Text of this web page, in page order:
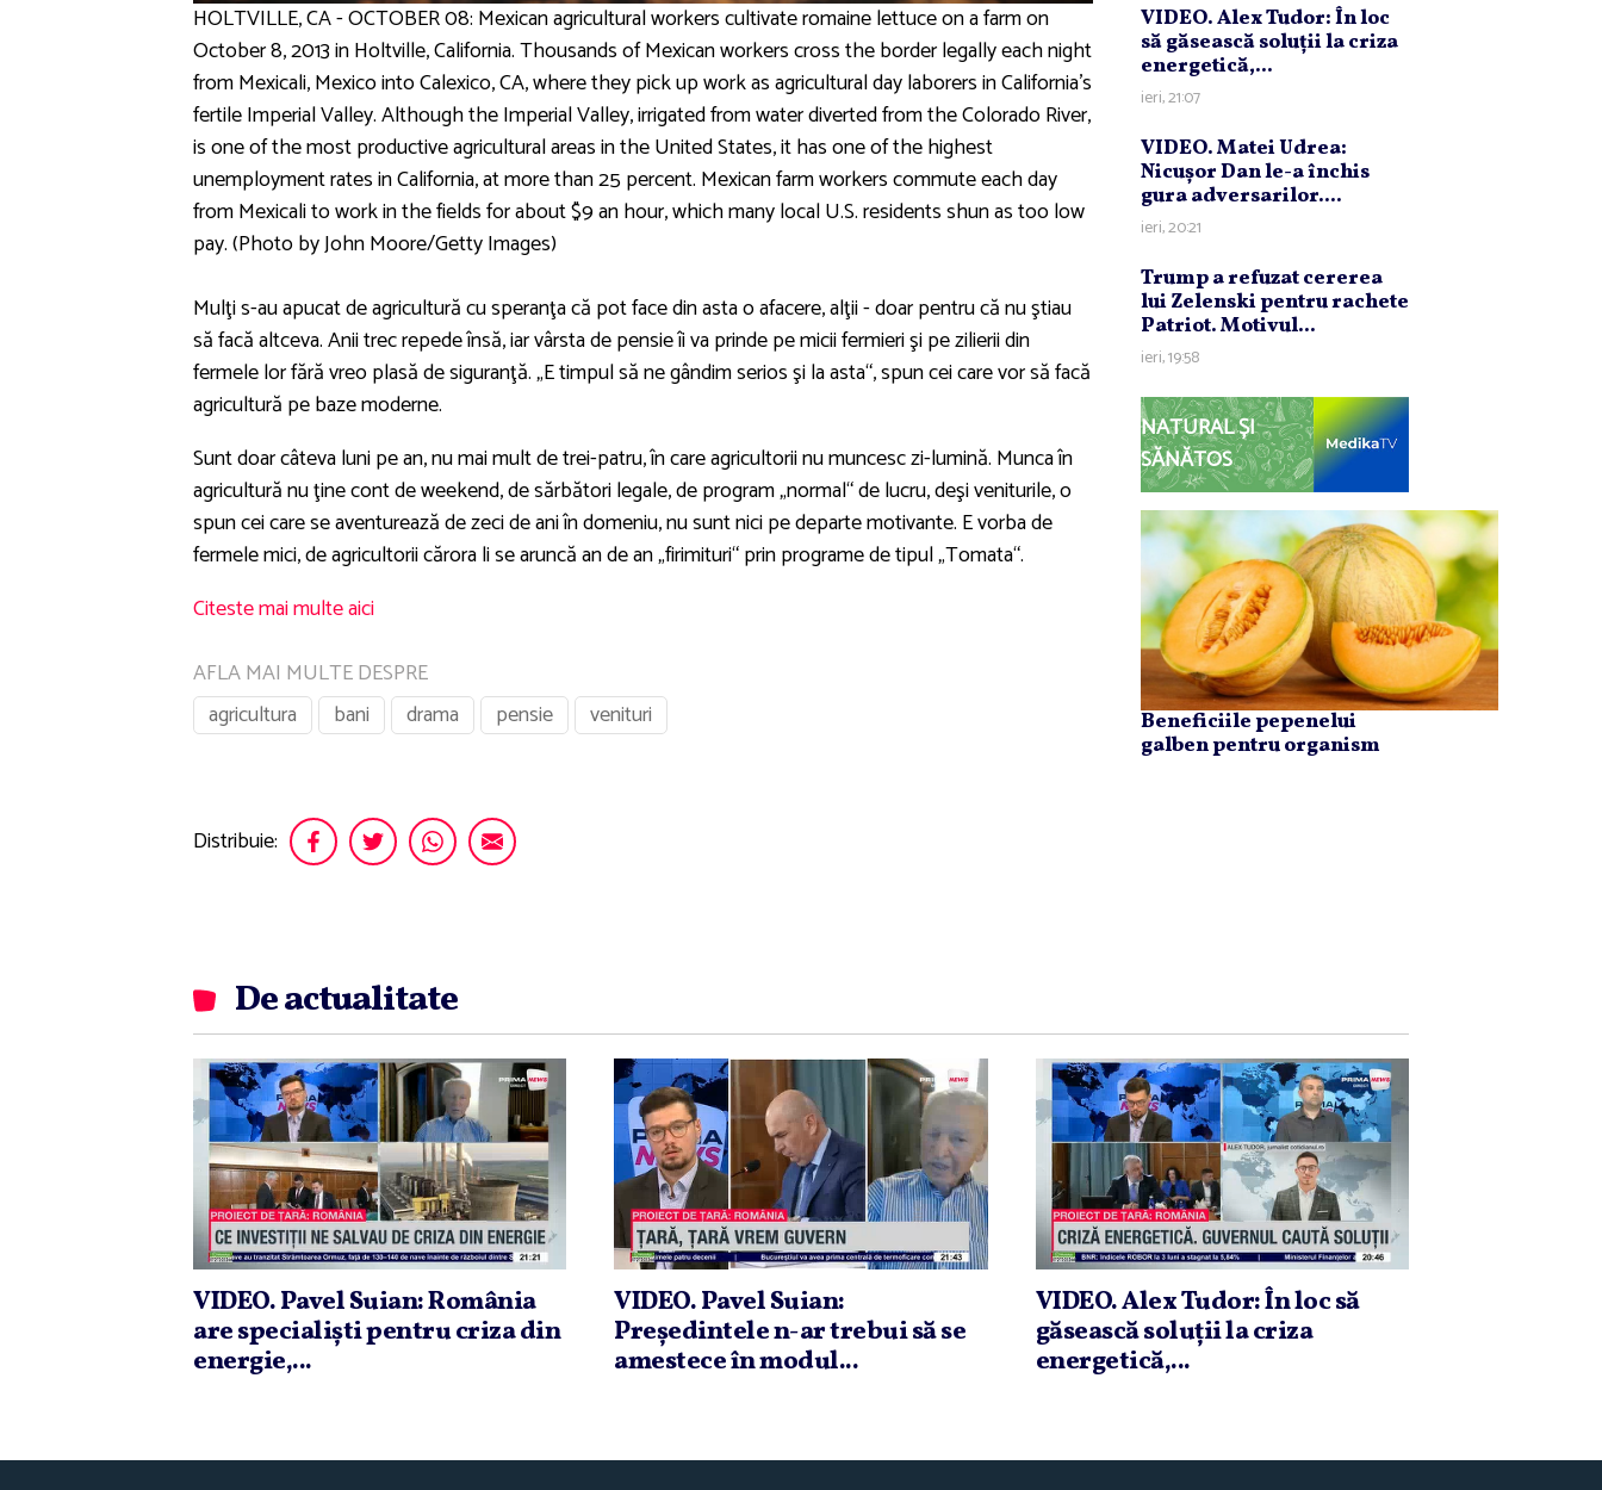
HOLTVILLE, CA - OCTOBER 08: Mexican agricultural workers cultivate romaine lettuce on a farm on
October 8, 2013 in Holtville, California. Thousands of Mexican workers cross the border legally each night
from Mexicali, Mexico into Calexico, CA, where they pick up work as agricultural day laborers in California's
fertile Imperial Valley. Although the Imperial Valley, irrigated from water diverted from the Colorado River,
is one of the most productive agricultural areas in the United States, it has one of the highest
unemployment rates in California, at more than 25 percent. Mexican farm workers commute each day
from Mexicali to work in the fields for about $9 an hour, which many local U.S. residents shun as too low
pay. (Photo by John Moore/Getty Images)
Mulţi s-au apucat de agricultură cu speranţa că pot face din asta o afacere, alţii - doar pentru că nu ştiau
să facă altceva. Anii trec repede însă, iar vârsta de pensie îi va prinde pe micii fermieri şi pe zilierii din
fermele lor fără vreo plasă de siguranţă. „E timpul să ne gândim serios şi la asta“, spun cei care vor să facă
agricultură pe baze moderne.
Sunt doar câteva luni pe an, nu mai mult de trei-patru, în care agricultorii nu muncesc zi-lumină. Munca în
agricultură nu ţine cont de weekend, de sărbători legale, de program „normal“ de lucru, deşi veniturile, o
spun cei care se aventurează de zeci de ani în domeniu, nu sunt nici pe departe motivante. E vorba de
fermele mici, de agricultorii cărora li se aruncă an de an „firimituri“ prin programe de tipul „Tomata“.
Citeste mai multe aici
AFLA MAI MULTE DESPRE
agricultura
bani drama pensie venituri
Distribuie:
VIDEO. Alex Tudor: În loc
să găsească soluţii la criza
energetică,...
ieri, 21:07
VIDEO. Matei Udrea:
Nicuşor Dan le-a închis
gura adversarilor....
ieri, 20:21
Trump a refuzat cererea
lui Zelenski pentru rachete
Patriot. Motivul...
ieri, 19:58
NATURAL ȘI
SĂNĂTOS
Beneficiile pepenelui
galben pentru organism
De actualitate
VIDEO. Pavel Suian: România
are specialişti pentru criza din
energie,...
VIDEO. Pavel Suian:
Preşedintele n-ar trebui să se
amestece în modul...
VIDEO. Alex Tudor: În loc să
găsească soluţii la criza
energetică,...